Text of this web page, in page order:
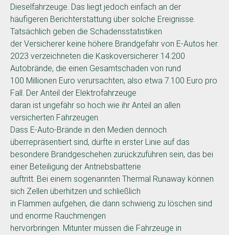
Dieselfahrzeuge. Das liegt jedoch einfach an der
häufigeren Berichterstattung über solche Ereignisse.
Tatsächlich geben die Schadensstatistiken
der Versicherer keine höhere Brandgefahr von E-Autos her.
2023 verzeichneten die Kaskoversicherer 14.200
Autobrände, die einen Gesamtschaden von rund
100 Millionen Euro verursachten, also etwa 7.100 Euro pro
Fall. Der Anteil der Elektrofahrzeuge
daran ist ungefähr so hoch wie ihr Anteil an allen
versicherten Fahrzeugen.
Dass E-Auto-Brände in den Medien dennoch
überrepräsentiert sind, dürfte in erster Linie auf das
besondere Brandgeschehen zurückzuführen sein, das bei
einer Beteiligung der Antriebsbatterie
auftritt. Bei einem sogenannten Thermal Runaway können
sich Zellen überhitzen und schließlich
in Flammen aufgehen, die dann schwierig zu löschen sind
und enorme Rauchmengen
hervorbringen. Mitunter müssen die Fahrzeuge in